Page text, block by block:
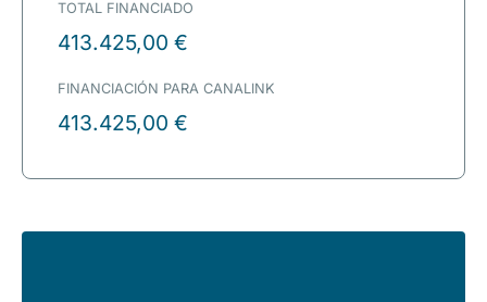
TOTAL FINANCIADO
413.425,00 €
FINANCIACIÓN PARA CANALINK
413.425,00 €